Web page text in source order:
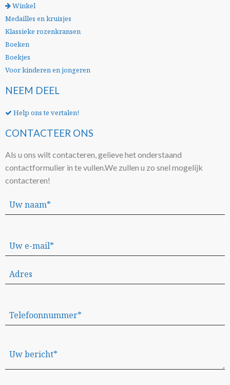
Winkel
Medailles en kruisjes
Klassieke rozenkransen
Boeken
Boekjes
Voor kinderen en jongeren
NEEM DEEL
Help ons te vertalen!
CONTACTEER ONS
Als u ons wilt contacteren, gelieve het onderstaand
contactformulier in te vullen.We zullen u zo snel mogelijk
contacteren!